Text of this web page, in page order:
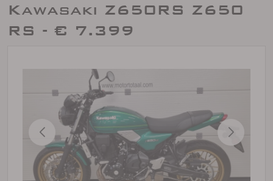
Kawasaki Z650RS Z650
RS - € 7.399